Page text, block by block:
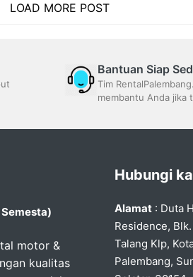
LOAD MORE POST
Bantuan Siap
Tim
membantu Anda jika
motor &
kualitas
Hubungi
Alamat: Duta
Residence, Blk.
Talang Klp,
Palembang,